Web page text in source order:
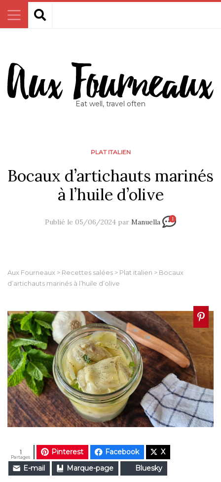
Eat well, travel often
PLAT ITALIEN
Bocaux d’artichauts marinés
à l’huile d’olive
Publié le 05/06/2024 par Manuella 1
Aux Fourneaux > Recettes salées > Plat italien > Bocaux
d’artichauts marinés à l’huile d’olive
Pinterest Facebook
X
E-mail
Marque-page Bluesky
Partages
1